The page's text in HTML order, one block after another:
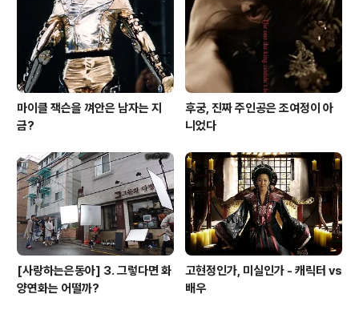
은 두꺼운 비닐?) 중심부가 아래로 늘어지며 물이 고인다.
그곳이 수조 역할을 하고, 무대는..
마이클 잭슨을 껴안은 남자는 지
금?
후궁, 진짜 주인공은 조여정이 아
니었다
[사랑하는은동아] 3. 그렇다면 화
양연화는 어떨까?
고현정인가, 미실인가 - 캐릭터 vs
배우